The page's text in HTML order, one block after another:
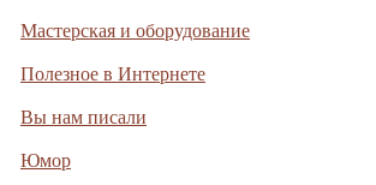
Мастерская и оборудование
Полезное в Интернете
Вы нам писали
Юмор